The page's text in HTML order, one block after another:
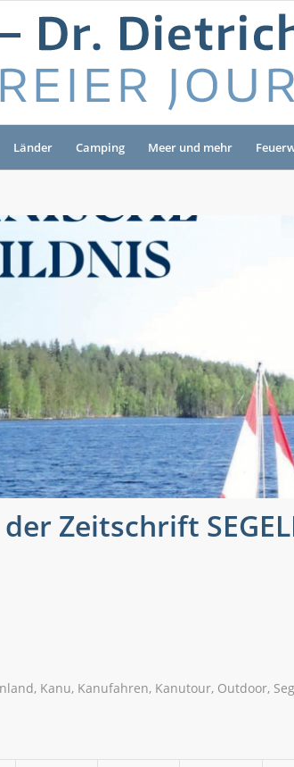
Länder Camping Meer und mehr
Zeitschrift
, Kanu, Kanufahren, Kanutour, Outdoor,